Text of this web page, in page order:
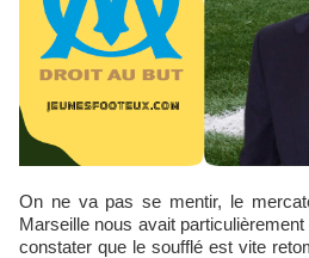
On ne va pas se mentir, le mercato d'été de l'Olympique de
Marseille nous avait
constater que le soufflé est vite